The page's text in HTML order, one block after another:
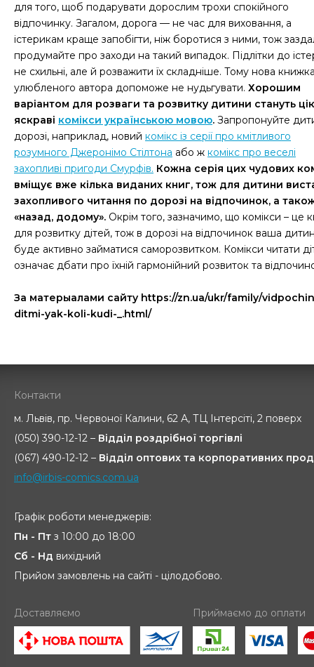
для того, щоб подарувати дорослим трохи спокійного
відпочинку. Загалом, дорога — не час для виховання, а
істерикам краще запобігти, ніж боротися з ними, тож
продумайте про заходи на такий випадок. Підлітки до
не схильні, але й розважити їх складніше. Тому нова
улюбленого автора допоможе не нудьгувати. Хорошим
варіантом для розваги та розвитку дитини стануть
яскраві комікси українською мовою. Запропонуйте
дорозі, наприклад, новий комікс із серії про кмітливого
розумного Джеронімо Стілтона або ж комікс про веселі
захопливі пригоди Смурфів. Кожна серія цих чудових
вміщує вже кілька виданих книг, тож для дитини
захопливого читання по дорозі на відпочинок, а
«назад, додому». Окрім того, зазначимо, що комікси – це
для розвитку дітей, тож в дорозі на відпочинок ваша
буде активно займатися саморозвитком. Комікси читати
означає дбати про їхній гармонійний розвиток та
За матерыалами сайту https://zn.ua/ukr/family/
ditmi-yak-koli-kudi-_.html/
Контакти
м. Львів, пр. Червоної Калини, 62 А, ТЦ Інтерсіті, 2 поверх
(050) 390-12-12 – Відділ роздрібної торгівлі
(067) 490-12-12 – Відділ оптових та корпоративних
info@irbis-comics.com.ua
Графік роботи менеджерів:
Пн - Пт з 10:00 до 18:00
Сб - Нд вихідний
Прийом замовлень на сайті - цілодобово.
Доставляємо Приймаємо до оплати